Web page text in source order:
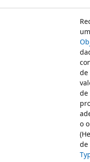
um
de
de
o
de